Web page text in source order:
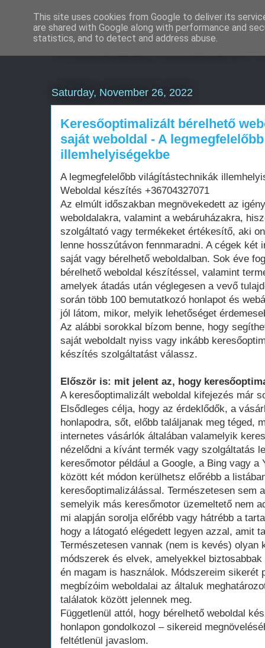
Weboldal készítés -
Saturday, November 26, 2022
Keresőoptimalizált bérelhető
saját weboldal - A
illemhelyiségekbe
A legmegfelelőbb világítástechnikák
Weboldal készítés +36704327071
Az elmúlt időszakban megnövekedett az
weboldalakra, valamint a webáruházakra,
szolgáltató vagy termékeket értékesítő, aki
lenne hosszútávon fennmaradni. A cégek két
saját vagy bérelhető weboldalban. Sok éve
bérelhető weboldal készítéssel, valamint
amelyek átadás után véglegesen a vevő
során több 100 bemutatkozó honlapot és
jól látom, mikor, melyik lehetőséget
Az alábbi sorokkal bízom benne, hogy
saját weboldalt nyiss vagy inkább
készítés szolgáltatást válassz.
Először is: mit jelent az, hogy
A keresőoptimalizált weboldal kifejezés már
Elsődleges célja, hogy az érdeklődők, a
honlapodra, sőt, előbb találjanak meg téged,
internetes vásárlók általában valamelyik
nézelődni a kívánt termék vagy szolgáltatás
keresőmotor például a Google, a Bing vagy a
között két módon kerülhetsz előrébb a
keresőoptimalizálással. Természetesen sem
semelyik más keresőmotor üzemeltető nem
mi alapján sorolja előrébb vagy hátrébb a
hogy a látogató elégedett legyen azzal, amit
Természetesen vannak (nem is kevés) olyan
módszerek és elvek, amelyekkel
én magam is használok. Módszereim sikerét
megbízóim weboldalai az általuk
találatok között jelennek meg.
Függetlenül attól, hogy bérelhető weboldal
honlapon gondolkozol – sikereid
feltétlenül javaslom.
This site uses cookies from Google to deliver its
are shared with Google along with performance and
statistics, and to detect and address abuse.